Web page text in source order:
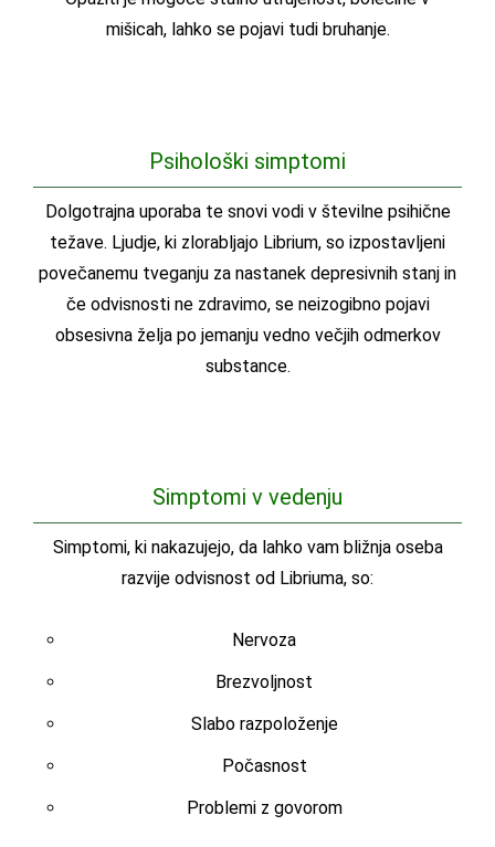
mišicah, lahko se pojavi tudi bruhanje.
Psihološki simptomi
Dolgotrajna uporaba te snovi vodi v številne psihične
težave. Ljudje, ki zlorabljajo Librium, so izpostavljeni
povečanemu tveganju za nastanek depresivnih stanj in
če odvisnosti ne zdravimo, se neizogibno pojavi
obsesivna želja po jemanju vedno večjih odmerkov
substance.
Simptomi v vedenju
Simptomi, ki nakazujejo, da lahko vam bližnja oseba
razvije odvisnost od Libriuma, so:
Nervoza
Brezvoljnost
Slabo razpoloženje
Počasnost
Problemi z govorom